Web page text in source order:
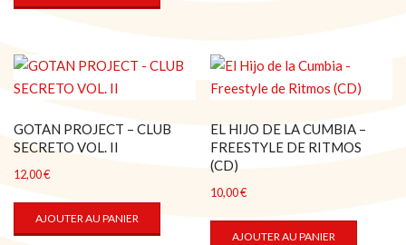
GOTAN PROJECT – CLUB
SECRETO VOL. II
12,00€
AJOUTER AU PANIER
EL HIJO DE LA CUMBIA –
FREESTYLE DE RITMOS
(CD)
10,00€
AJOUTER AU PANIER